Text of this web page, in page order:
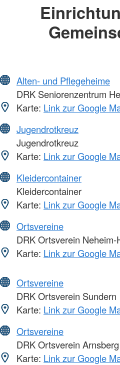
Alten- und Pflegeheime
DRK Seniorenzentrum
Karte: Link zur Google
Jugendrotkreuz
Jugendrotkreuz
Karte: Link zur Google
Kleidercontainer
Kleidercontainer
Karte: Link zur Google
Ortsvereine
DRK Ortsverein Neheim-
Karte: Link zur Google
Ortsvereine
DRK Ortsverein Sundern
Karte: Link zur Google
Ortsvereine
DRK Ortsverein Arnsberg
Karte: Link zur Google